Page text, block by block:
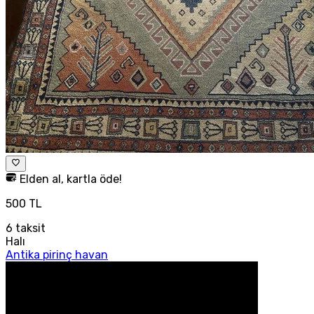
Elden al, kartla öde!
500 TL
6 taksit
Halı
Antika pirinç havan